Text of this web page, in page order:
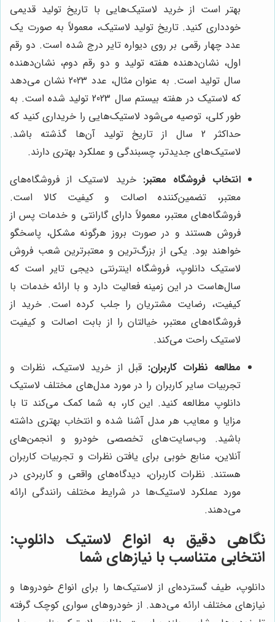
بهتر است از خرید لاستیک‌هایی با تاریخ تولید قدیمی
خودداری کنید. تاریخ تولید لاستیک، معمولاً به صورت یک
عدد چهار رقمی بر روی دیواره تایر درج شده است. دو رقم
اول، نشان‌دهنده هفته تولید و دو رقم دوم، نشان‌دهنده
سال تولید است. به عنوان مثال، عدد 2023 نشان می‌دهد
که لاستیک در هفته بیستم سال 2023 تولید شده است. به
طور کلی، توصیه می‌شود لاستیک‌هایی را خریداری کنید که
حداکثر 2 سال از تاریخ تولید آن‌ها گذشته باشد.
لاستیک‌های جدیدتر، چسبندگی و عملکرد بهتری دارند.
انتخاب فروشگاه معتبر: خرید لاستیک از فروشگاه‌های
معتبر، تضمین‌کننده اصالت و کیفیت کالا است.
فروشگاه‌های معتبر، معمولاً دارای گارانتی و خدمات پس از
فروش هستند و در صورت بروز هرگونه مشکل، پاسخگو
خواهند بود. یکی از بزرگ‌ترین و معتبرترین شعب فروش
لاستیک دانلوپ، فروشگاه اینترنتی دیجی تایر است که
سال‌هاست در این زمینه فعالیت دارد و با ارائه خدمات با
کیفیت، رضایت مشتریان را جلب کرده است. خرید از
فروشگاه‌های معتبر، خیالتان را از بابت اصالت و کیفیت
لاستیک راحت می‌کند.
مطالعه نظرات کاربران: قبل از خرید لاستیک، نظرات و
تجربیات سایر کاربران را در مورد مدل‌های مختلف لاستیک
دانلوپ مطالعه کنید. این کار، به شما کمک می‌کند تا با
مزایا و معایب هر مدل آشنا شده و انتخاب بهتری داشته
باشید. وب‌سایت‌های تخصصی خودرو و انجمن‌های
آنلاین، منابع خوبی برای یافتن نظرات و تجربیات کاربران
هستند. نظرات کاربران، دیدگاه‌های واقعی و کاربردی در
مورد عملکرد لاستیک‌ها در شرایط مختلف رانندگی ارائه
می‌دهند.
نگاهی دقیق به انواع لاستیک دانلوپ:
انتخابی متناسب با نیازهای شما
دانلوپ، طیف گسترده‌ای از لاستیک‌ها را برای انواع خودروها و
نیازهای مختلف ارائه می‌دهد. از خودروهای سواری کوچک گرفته